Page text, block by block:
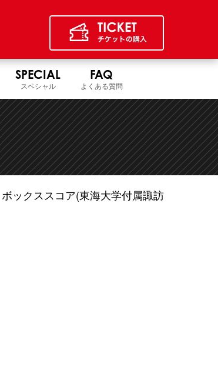
SPECIAL
スペシャル
FAQ
よくある質問
ボックススコア(東海大学付属諏訪